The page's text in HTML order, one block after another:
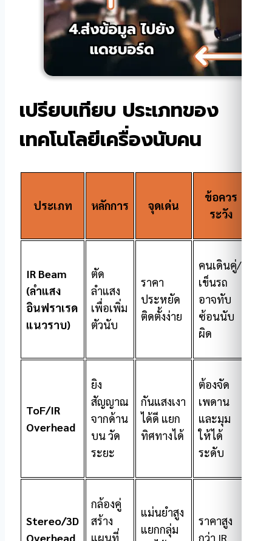
เปรียบเทียบ ประเภทของ
เทคโนโลยีเครื่องนับคน
ประเภท หลักการ จุดเด่น
ข้อควร
ระวัง
IR Beam
(ลำแสง
อินฟราเรด
แนวราบ)
ตัด
ลำแสง
เพื่อเพิ่ม
ตัวนับ
ราคา
ประหยัด
ติดตั้งง่าย
คนเดินคู่/
เข็นรถ
อาจทับ
ซ้อนนับ
ผิด
ToF/IR
Overhead
ยิง
สัญญาณ
จากด้าน
บน วัด
ระยะ
กันแสงเงา
ได้ดี แยก
ทิศทางได้
ต้องจัด
เพดาน
และมุม
ให้ได้
ระดับ
Stereo/3D
Overhead
กล้องคู่
สร้าง
แผนที่
แม่นยำสูง
แยกกลุ่ม
ราคาสูง
กว่า IR